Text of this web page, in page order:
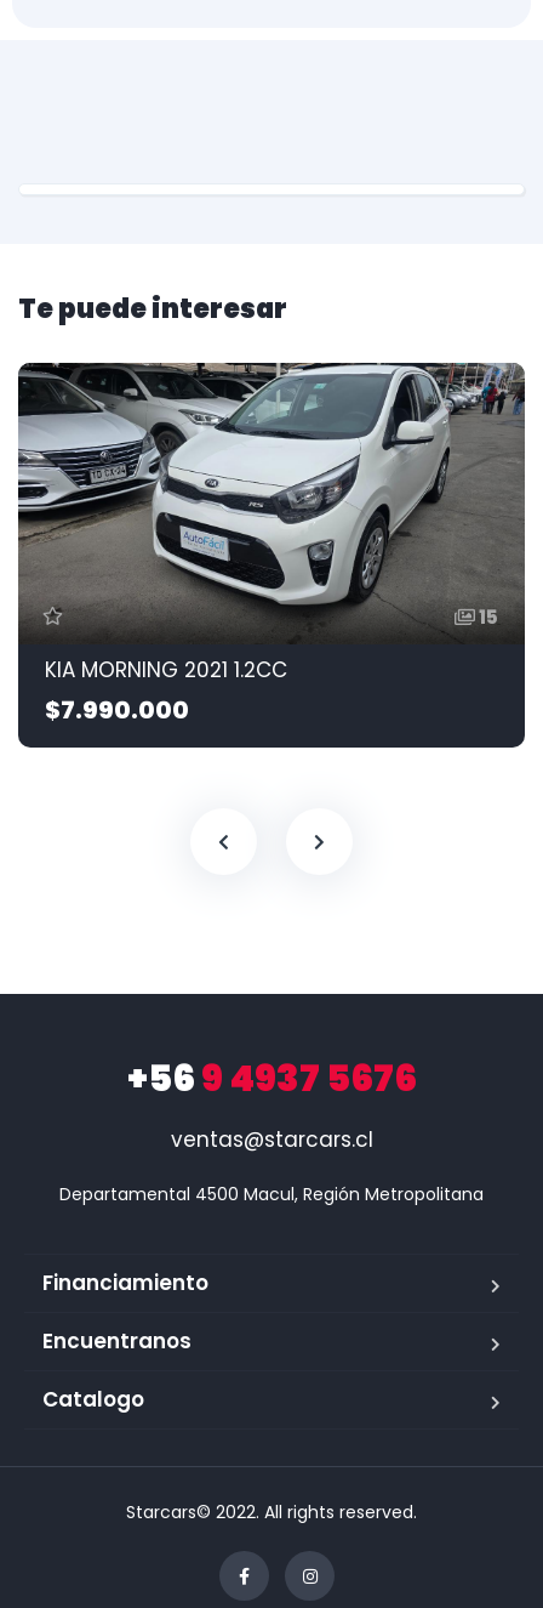
Te puede interesar
15
KIA MORNING 2021 1.2CC
$7.990.000
+569 4937 5676
ventas@starcars.cl
Financiamiento
Encuentranos
Catalogo
Starcars© 2022. All rights reserved.